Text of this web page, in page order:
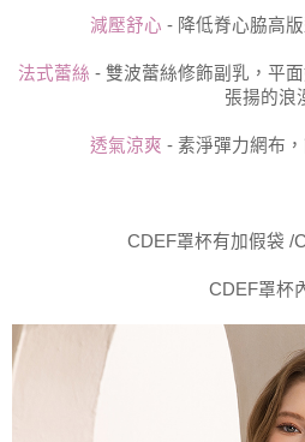
減壓舒心 - 降低脊心脇高
法式蕾絲 - 雙波蕾絲修飾副乳，平
張揚的浪
透氣涼爽 - 素淨彈力網布
CDEF罩杯有加假袋 /
CDEF罩杯